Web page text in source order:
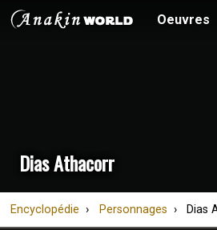
Oeuvres
Dias Athacorr
Encyclopédie Personnages Dias